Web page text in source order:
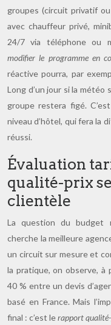
groupes (circuit privatif
avec chauffeur privé,
24/7 via téléphone ou
modifier le programme en
réactive pourra, par
Long d’un jour si la météo
groupe restera figé.
niveau d’hôtel, qui fera la
réussi.
Évaluation
qualité-prix
clientèle
La question du budget
cherche la meilleure
un circuit sur mesure et
la pratique, on observe, à
40 % entre un devis
basé en France. Mais
final : c’est lerapport